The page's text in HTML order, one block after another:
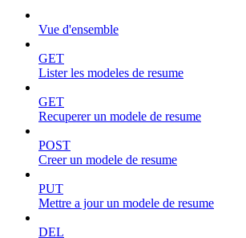
Vue d'ensemble
GET
Lister les modeles de resume
GET
Recuperer un modele de resume
POST
Creer un modele de resume
PUT
Mettre a jour un modele de resume
DEL